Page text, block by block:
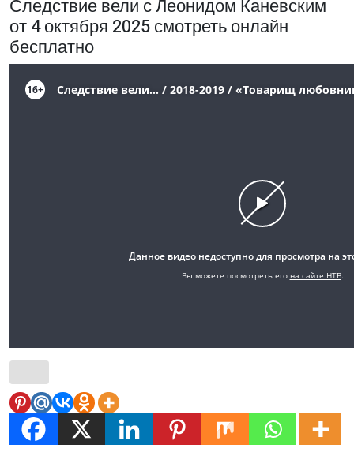
Следствие вели с Леонидом Каневским
от 4 октября 2025 смотреть онлайн
бесплатно